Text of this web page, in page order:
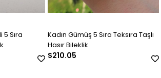
Kadın Gümüş 5 Sıra Teksıra Taşlı
Hasır Bileklik
Kadın Gümüş